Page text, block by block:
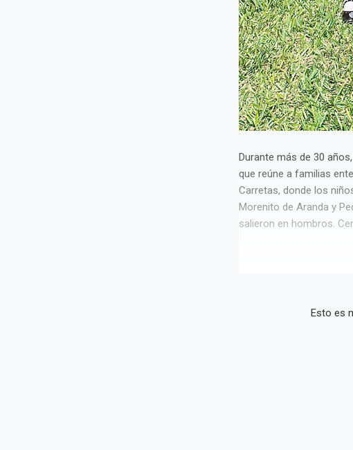
Durante más de 30
que reúne a familias
Carretas, donde los
Morenito de Aranda y
salieron en hombros.
Esto es